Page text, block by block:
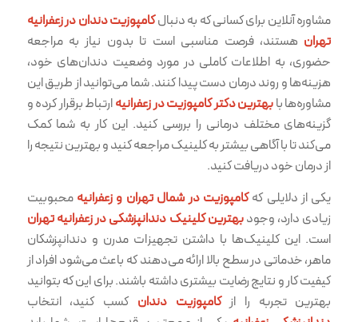
مشاوره آنلاین برای کسانی که به دنبالکامپوزیت دندان در زعفرانیه
تهران هستند، فرصت مناسبی است تا بدون نیاز به مراجعه
حضوری، به اطلاعات کاملی در مورد وضعیت دندان‌های خود،
هزینه‌ها و روند درمان دست پیدا کنند. شما می‌توانید از طریق این
مشاوره‌ها بابهترین دکتر کامپوزیت در زعفرانیهارتباط برقرار کرده و
گزینه‌های مختلف درمانی را بررسی کنید. این کار به شما کمک
می‌کند تا با آگاهی بیشتر به کلینیک مراجعه کنید و بهترین نتیجه را
از درمان خود دریافت کنید.
یکی از دلایلی کهکامپوزیت در شمال تهران و زعفرانیه محبوبیت
زیادی دارد، وجودبهترین کلینیک دندانپزشکی در زعفرانیه تهران
است. این کلینیک‌ها با داشتن تجهیزات مدرن و دندانپزشکان
ماهر، خدماتی در سطح بالا ارائه می‌دهند که باعث می‌شود افراد از
کیفیت کار و نتایج رضایت بیشتری داشته باشند. برای این که بتوانید
بهترین تجربه را ازکامپوزیت دندان کسب کنید، انتخاب